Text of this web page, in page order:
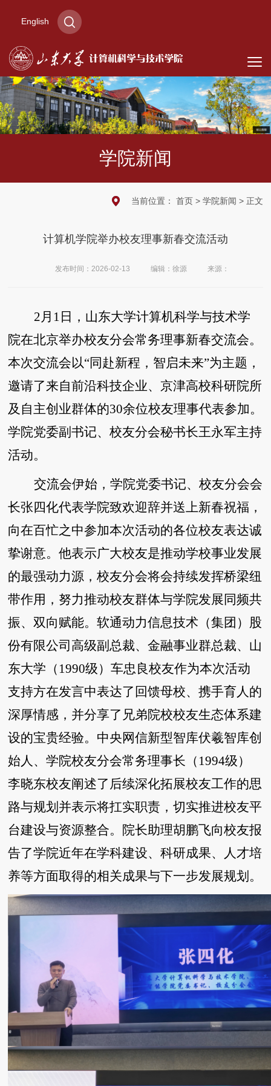
English
学院新闻
当前位置： 首页> 学院新闻 > 正文
计算机学院举办校友理事新春交流活动
发布时间：2026-02-13 编辑：徐源 来源：
2月1日，山东大学计算机科学与技术学
院在北京举办校友分会常务理事新春交流会。
本次交流会以“同赴新程，智启未来”为主题，
邀请了来自前沿科技企业、京津高校科研院所
及自主创业群体的30余位校友理事代表参加。
学院党委副书记、校友分会秘书长王永军主持
活动。
交流会伊始，学院党委书记、校友分会会
长张四化代表学院致欢迎辞并送上新春祝福，
向在百忙之中参加本次活动的各位校友表达诚
挚谢意。他表示广大校友是推动学校事业发展
的最强动力源，校友分会将会持续发挥桥梁纽
带作用，努力推动校友群体与学院发展同频共
振、双向赋能。软通动力信息技术（集团）股
份有限公司高级副总裁、金融事业群总裁、山
东大学（1990级）车忠良校友作为本次活动
支持方在发言中表达了回馈母校、携手育人的
深厚情感，并分享了兄弟院校校友生态体系建
设的宝贵经验。中央网信新型智库伏羲智库创
始人、学院校友分会常务理事长（1994级）
李晓东校友阐述了后续深化拓展校友工作的思
路与规划并表示将扛实职责，切实推进校友平
台建设与资源整合。院长助理胡鹏飞向校友报
告了学院近年在学科建设、科研成果、人才培
养等方面取得的相关成果与下一步发展规划。